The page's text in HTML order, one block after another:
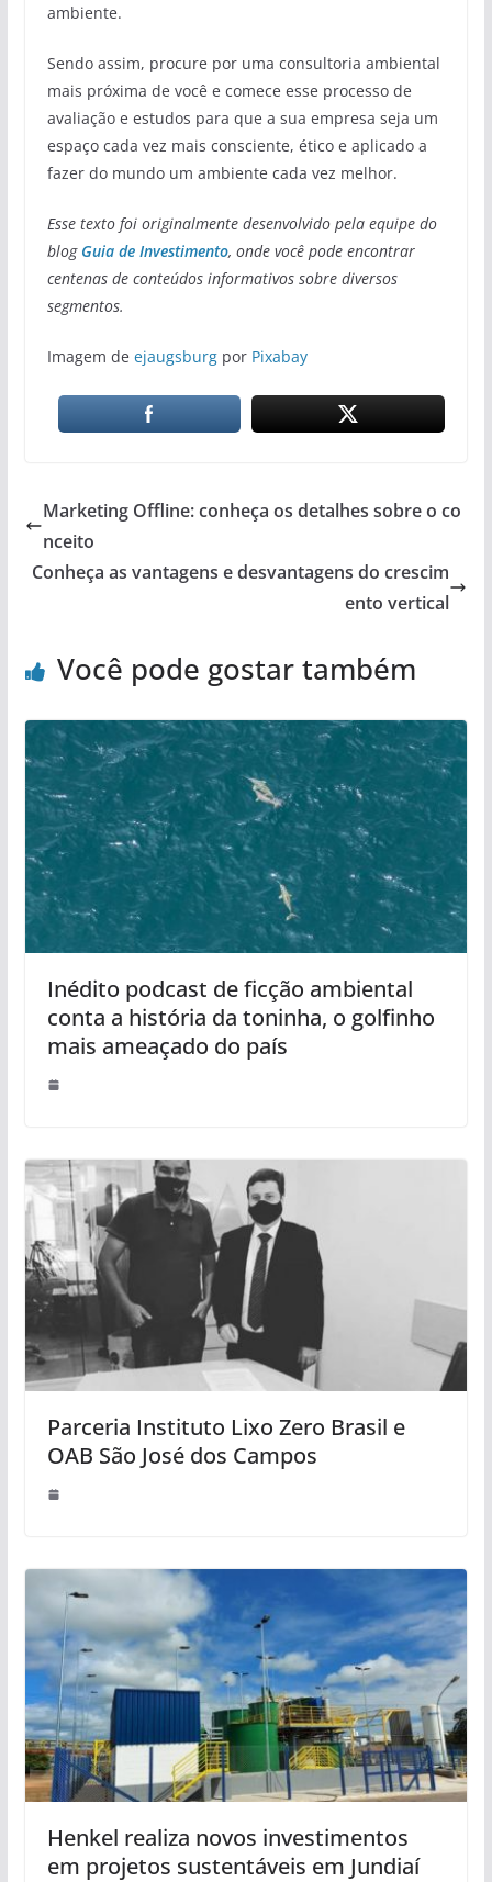
ambiente.
Sendo assim, procure por uma consultoria ambiental
mais próxima de você e comece esse processo de
avaliação e estudos para que a sua empresa seja um
espaço cada vez mais consciente, ético e aplicado a
fazer do mundo um ambiente cada vez melhor.
Esse texto foi originalmente desenvolvido pela equipe do
blog Guia de Investimento, onde você pode encontrar
centenas de conteúdos informativos sobre diversos
segmentos.
Imagem de ejaugsburgpor Pixabay
Marketing Offline: conheça os detalhes sobre o co
nceito
Conheça as vantagens e desvantagens do crescim
ento vertical
Você pode gostar também
Inédito podcast de ficção ambiental
conta a história da toninha, o golfinho
mais ameaçado do país
Parceria Instituto Lixo Zero Brasil e
OAB São José dos Campos
Henkel realiza novos investimentos
em projetos sustentáveis em Jundiaí